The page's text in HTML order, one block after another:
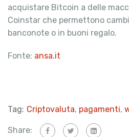
acquistare Bitcoin a delle
Coinstar che permettono
banconote o in buoni regalo.
Fonte: ansa.it
Tag: Criptovaluta, pagamenti,
Share: